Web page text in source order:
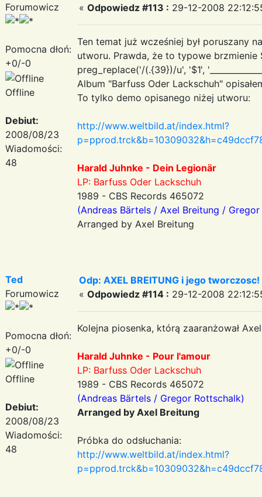
Forumowicz
Pomocna dłoń:
+0/-0
Offline
Debiut:
2008/08/23
Wiadomości:
48
« Odpowiedz #113 : 29-12-2008
Ten temat już wcześniej był poruszany
utworu. Prawda, że to typowe brzmienie
preg_replace('/(.{39})/u', '$1',
Album "Barfuss Oder Lackschuh"
To tylko demo opisanego niżej utworu:
http://www.weltbild.at/index.html?
Harald Juhnke - Dein Legionär
LP: Barfuss Oder Lackschuh
1989 - CBS Records 465072
(Andreas Bärtels / Axel Breitung /
Arranged by Axel Breitung
Ted
Forumowicz
Pomocna dłoń:
+0/-0
Offline
Debiut:
2008/08/23
Wiadomości:
48
Odp: AXEL BREITUNG i jego
« Odpowiedz #114 : 29-12-2008
Kolejna piosenka, którą zaaranżował
Harald Juhnke - Pour l'amour
LP: Barfuss Oder Lackschuh
1989 - CBS Records 465072
(Andreas Bärtels / Gregor Rottschalk)
Arranged by Axel Breitung
Próbka do odsłuchania:
http://www.weltbild.at/index.html?